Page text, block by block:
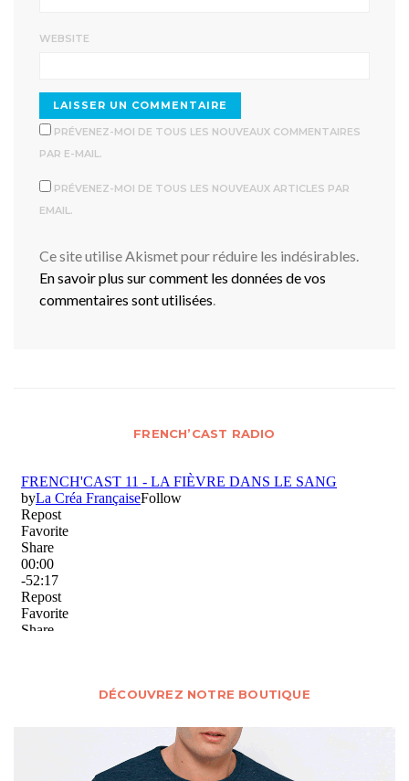
WEBSITE
PRÉVENEZ-MOI DE TOUS LES NOUVEAUX COMMENTAIRES
PAR E-MAIL.
PRÉVENEZ-MOI DE TOUS LES NOUVEAUX ARTICLES PAR
EMAIL.
Ce site utilise Akismet pour réduire les indésirables.
En savoir plus sur comment les données de vos
commentaires sont utilisées
FRENCH’CAST RADIO
DÉCOUVREZ NOTRE BOUTIQUE